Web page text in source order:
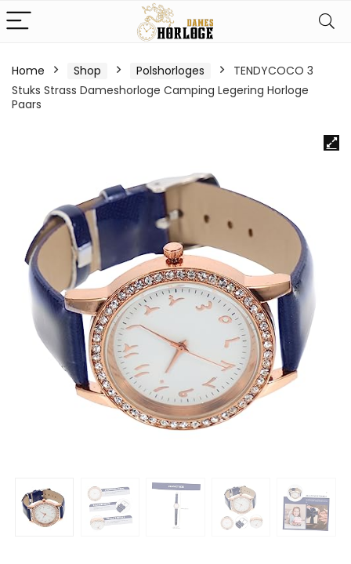
Home Shop Polshorloges
TENDYCOCO 3
Stuks Strass Dameshorloge Camping Legering Horloge
Paars